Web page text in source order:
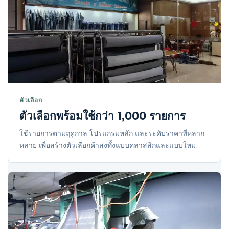
ตัวเลือก
ตัวเลือกพร้อมใช้กว่า 1,000 รายการ
ใช้รายการตามฤดูกาล โปรแกรมหลัก และระดับราคาที่หลาก
หลาย เพื่อสร้างตัวเลือกค้าส่งทั้งแบบคลาสสิกและแบบใหม่